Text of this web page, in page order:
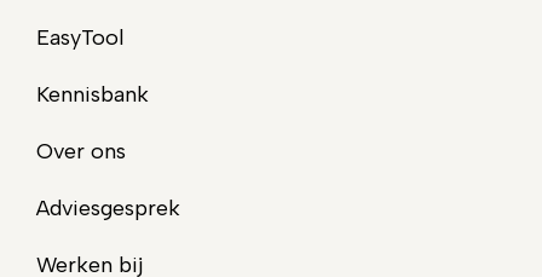
EasyTool
Kennisbank
Over ons
Adviesgesprek
Werken bij